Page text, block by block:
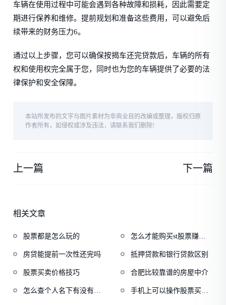
车辆在使用过程中可能会遇到各种故障和损耗，因此需要定
期进行保养和维修。提前规划和准备这些费用，可以避免后
续带来的财务压力6。
通过以上步骤，您可以确保按揭车还完贷款后，车辆的所有
权和使用权完全属于您，同时也为您的车辆提供了必要的法
律保护和安全保障。
本站所发布的文字与图片素材为非商业目的改编或整理，版权归原
作者所有，如侵权或涉及违法，请联系我们删除!
上一篇 下一篇
相关文章
股票都是怎么玩的
怎么才能购买st股票赚钱
房贷能提前一次性还完吗
抵押贷款和银行贷款区别
股票买卖价格技巧 合肥比较靠谱的房屋中介
怎么查个人名下有没有贷
手机上可以操作股票买卖